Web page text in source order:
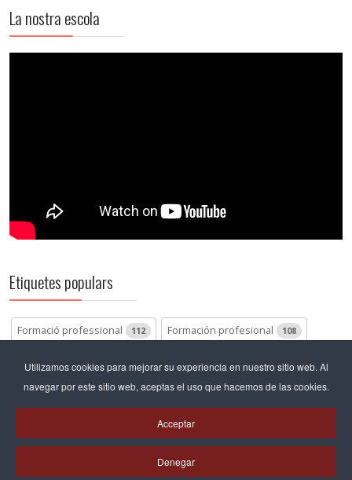
Utilizamos cookies para mejorar su experiencia en nuestro sitio web. Al
navegar por este sitio web, aceptas el uso que hacemos de las cookies.
Acceptar
Denegar
La nostra escola
Etiquetes populars
Formació professional 112 Formación profesional 108
Batxillerat Bachillerato Pastoral
Bachillerato internacional 46
Articles relacionats